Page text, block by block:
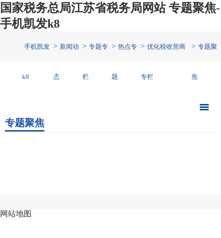
国家税务总局江苏省税务局网站 专题聚焦-
手机凯发k8
手机凯发
k8
> 新闻动
态
> 专题专
栏
> 热点专
题
> 优化税收营商
专栏
> 专题聚
焦
专题聚焦
网站地图